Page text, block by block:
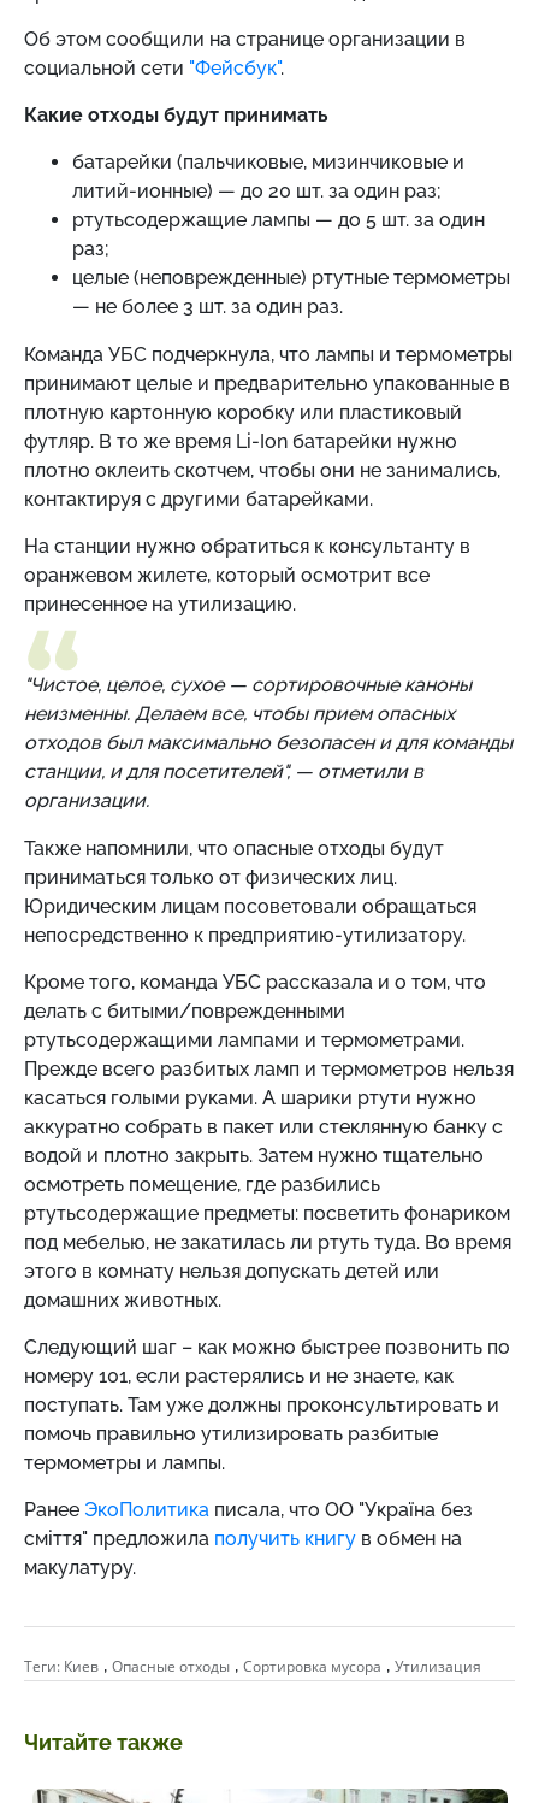
Об этом сообщили на странице организации в
социальной сети "Фейсбук".
Какие отходы будут принимать
батарейки (пальчиковые, мизинчиковые и
литий-ионные) — до 20 шт. за один раз;
ртутьсодержащие лампы — до 5 шт. за один
раз;
целые (неповрежденные) ртутные термометры
— не более 3 шт. за один раз.
Команда УБС подчеркнула, что лампы и термометры
принимают целые и предварительно упакованные в
плотную картонную коробку или пластиковый
футляр. В то же время Li-Ion батарейки нужно
плотно оклеить скотчем, чтобы они не занимались,
контактируя с другими батарейками.
На станции нужно обратиться к консультанту в
оранжевом жилете, который осмотрит все
принесенное на утилизацию.
"Чистое, целое, сухое — сортировочные каноны
неизменны. Делаем все, чтобы прием опасных
отходов был максимально безопасен и для команды
станции, и для посетителей", — отметили в
организации.
Также напомнили, что опасные отходы будут
приниматься только от физических лиц.
Юридическим лицам посоветовали обращаться
непосредственно к предприятию-утилизатору.
Кроме того, команда УБС рассказала и о том, что
делать с битыми/поврежденными
ртутьсодержащими лампами и термометрами.
Прежде всего разбитых ламп и термометров нельзя
касаться голыми руками. А шарики ртути нужно
аккуратно собрать в пакет или стеклянную банку с
водой и плотно закрыть. Затем нужно тщательно
осмотреть помещение, где разбились
ртутьсодержащие предметы: посветить фонариком
под мебелью, не закатилась ли ртуть туда. Во время
этого в комнату нельзя допускать детей или
домашних животных.
Следующий шаг – как можно быстрее позвонить по
номеру 101, если растерялись и не знаете, как
поступать. Там уже должны проконсультировать и
помочь правильно утилизировать разбитые
термометры и лампы.
Ранее ЭкоПолитика писала, что ОО "Україна без
сміття" предложила получить книгу в обмен на
макулатуру.
Теги: Киев , Опасные отходы , Сортировка мусора , Утилизация
Читайте также